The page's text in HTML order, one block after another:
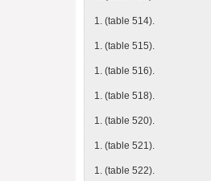
1. (table 514).
1. (table 515).
1. (table 516).
1. (table 518).
1. (table 520).
1. (table 521).
1. (table 522).